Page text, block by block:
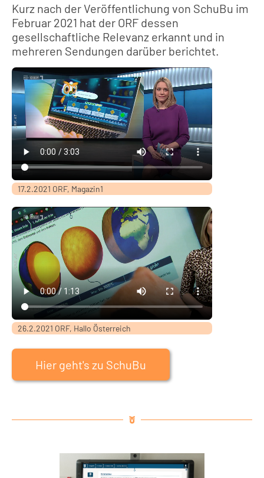
Kurz nach der Veröffentlichung von SchuBu im
Februar 2021 hat der ORF dessen
gesellschaftliche Relevanz erkannt und in
mehreren Sendungen darüber berichtet.
17.2.2021 ORF, Magazin1
26.2.2021 ORF, Hallo Österreich
Hier geht's zu SchuBu